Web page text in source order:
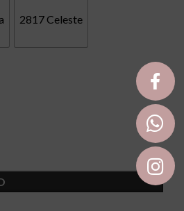
2817 Celeste